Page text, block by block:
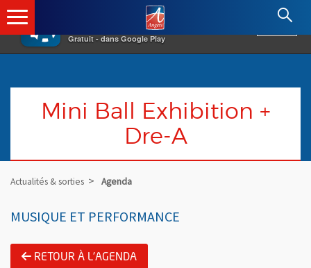
×
Gratuit - dans Google Play
Angers.fr : Retour à l'accueil
Mini Ball Exhibition +
Dre-A
Actualités & sorties Agenda
MUSIQUE ET PERFORMANCE
RETOUR À L'AGENDA